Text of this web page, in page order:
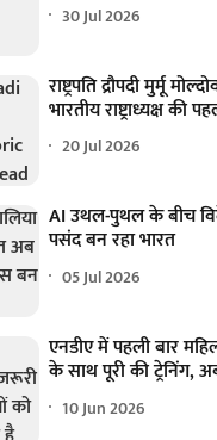
30 Jul 2026
राष्ट्रपति द्रौपदी मुर्मू
भारतीय राष्ट्राध्यक्ष की
20 Jul 2026
AI उथल-पुथल के बीच
पसंद बन रहा भारत
05 Jul 2026
एनडीए में पहली बार
के साथ पूरी की ट्रेनिंग,
10 Jun 2026